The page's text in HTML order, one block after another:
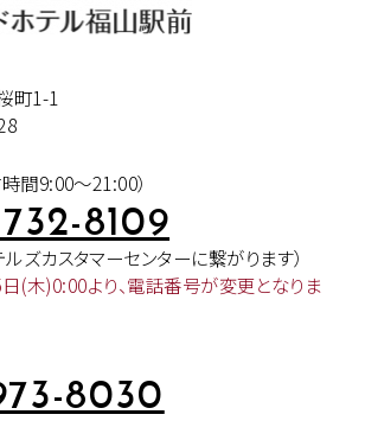
町1-1
間9:00～21:00）
8109
ルズカスタマーセンターに繋がります）
(木)0:00より、電話番号が変更となりま
8030